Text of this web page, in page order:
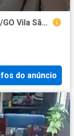
Apartamento para Venda em Goiânia/GO Vila São João 2 Quartos
do anúncio